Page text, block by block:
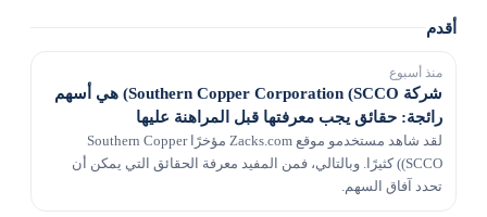
أقدم
منذ أسبوع
شركة Southern Copper Corporation (SCCO) هي أسهم
رائجة: حقائق يجب معرفتها قبل المراهنة عليها
لقد شاهد مستخدمو موقع Zacks.com مؤخرًا Southern Copper
(SCCO) كثيرًا. وبالتالي، فمن المفيد معرفة الحقائق التي يمكن أن
تحدد آفاق السهم.